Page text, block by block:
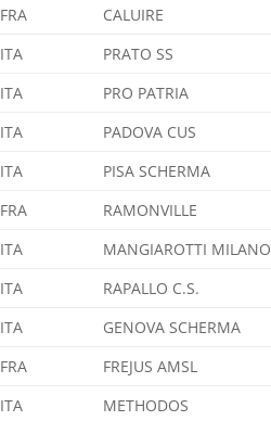
FRA
CALUIRE
ITA
PRATO SS
ITA
PRO PATRIA
ITA
PADOVA CUS
ITA
PISA SCHERMA
FRA
RAMONVILLE
ITA
MANGIAROTTI MILANO
ITA
RAPALLO C.S.
ITA
GENOVA SCHERMA
FRA
FREJUS AMSL
ITA
METHODOS